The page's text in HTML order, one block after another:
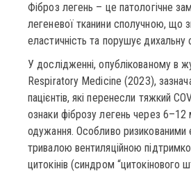
Фіброз легень – це патологічне
легеневої тканини сполучною, що
еластичність та порушує дихальну
У дослідженні, опублікованому в
Respiratory Medicine (2023),
пацієнтів, які перенесли тяжкий
ознаки фіброзу легень через 6–12
одужання. Особливо ризикованими
тривалою вентиляційною
цитокінів (синдром “цитокінового